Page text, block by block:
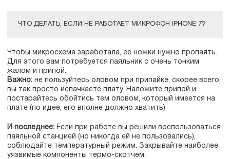
ЧТО ДЕЛАТЬ, ЕСЛИ НЕ РАБОТАЕТ МИКРОФОН IPHONE 7?
Чтобы микросхема заработала, её ножки нужно пропаять.
Для этого вам потребуется паяльник с очень тонким
жалом и припой.
Важно: не пользуйтесь оловом при припайке, скорее всего,
вы так просто испачкаете плату. Наложите припой и
постарайтесь обойтись тем оловом, который имеется на
плате (по идее, его вполне должно хватить)
И последнее: Если при работе вы решили воспользоваться
паяльной станцией (но никогда ей не пользовались),
соблюдайте температурный режим. Закрывайте наиболее
уязвимые компоненты термо-скотчем.